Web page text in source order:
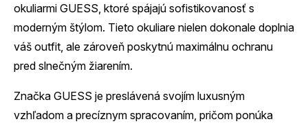
okuliarmi GUESS, ktoré spájajú sofistikovanosť s
moderným štýlom. Tieto okuliare nielen dokonale doplnia
váš outfit, ale zároveň poskytnú maximálnu ochranu
pred slnečným žiarením.
Značka GUESS je preslávená svojím luxusným
vzhľadom a precíznym spracovaním, pričom ponúka